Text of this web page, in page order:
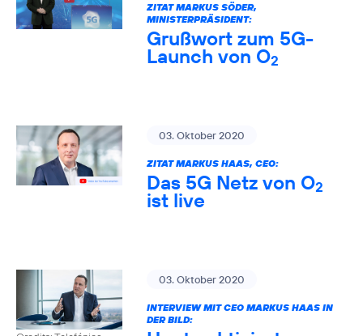
ZITAT MARKUS SÖDER,
MINISTERPRÄSIDENT:
Grußwort zum 5G-
Launch von O2
03. Oktober 2020
ZITAT MARKUS HAAS, CEO:
Das 5G Netz von O2
ist live
03. Oktober 2020
INTERVIEW MIT CEO MARKUS HAAS IN
DER BILD: